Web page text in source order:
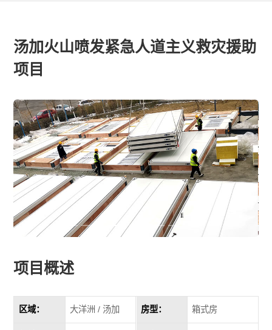
汤加火山喷发紧急人道主义救灾援助
项目
项目概述
区域： 大洋洲 / 汤加 房型： 箱式房